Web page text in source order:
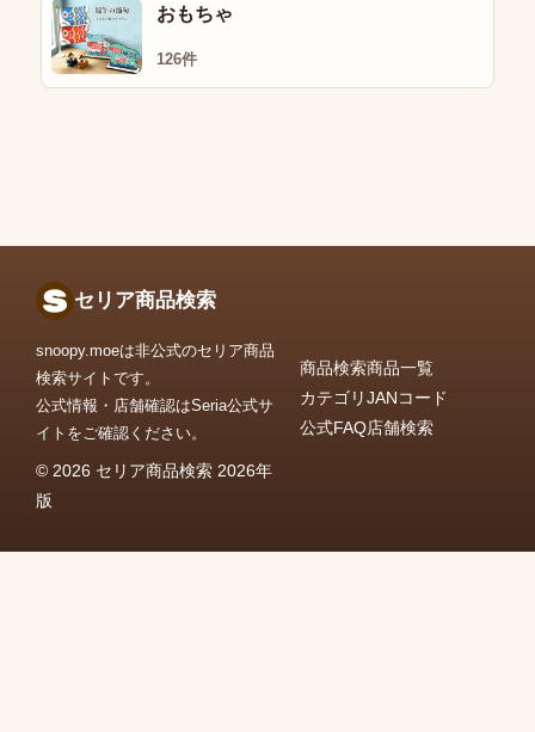
おもちゃ
126件
セリア商品検索
snoopy.moeは非公式のセリア商品
検索サイトです。
公式情報・店舗確認はSeria公式サ
イトをご確認ください。
© 2026 セリア商品検索 2026年
版
商品検索商品一覧
カテゴリJANコード
公式FAQ店舗検索